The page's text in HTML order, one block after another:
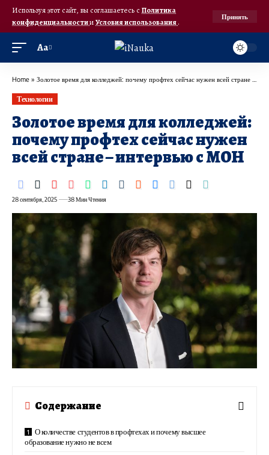
Используя этот сайт, вы соглашаетесь с Политика
конфиденциальностииУсловия использования.
Принять
Аа
Home » Золотое время для колледжей: почему профтех сейчас нужен всей стране – интервью с МОН
Технологии
Золотое время для колледжей:
почему профтех сейчас нужен
всей стране – интервью с МОН
28 сентября, 2025 38 Мин Чтения
Содержание
О количестве студентов в профтехах и почему высшее
образование нужно не всем